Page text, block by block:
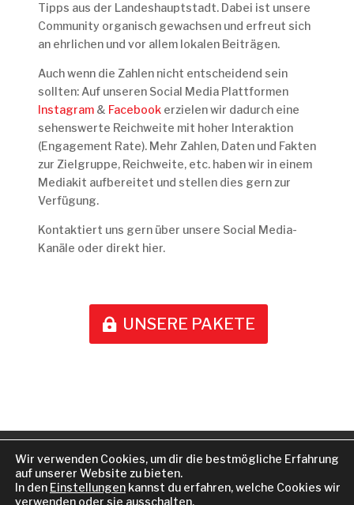
Tipps aus der Landeshauptstadt. Dabei ist unsere
Community organisch gewachsen und erfreut sich
an ehrlichen und vor allem lokalen Beiträgen.
Auch wenn die Zahlen nicht entscheidend sein
sollten: Auf unseren Social Media Plattformen
Instagram & Facebook erzielen wir dadurch eine
sehenswerte Reichweite mit hoher Interaktion
(Engagement Rate). Mehr Zahlen, Daten und Fakten
zur Zielgruppe, Reichweite, etc. haben wir in einem
Mediakit aufbereitet und stellen dies gern zur
Verfügung.
Kontaktiert uns gern über unsere Social Media-
Kanäle oder direkt hier.
UNSERE PAKETE
KOOPERATION
DATENSCHUTZERKLÄRUNG
Wir verwenden Cookies, um dir die bestmögliche Erfahrung
auf unserer Website zu bieten.
In den Einstellungen kannst du erfahren, welche Cookies wir
verwenden oder sie ausschalten.